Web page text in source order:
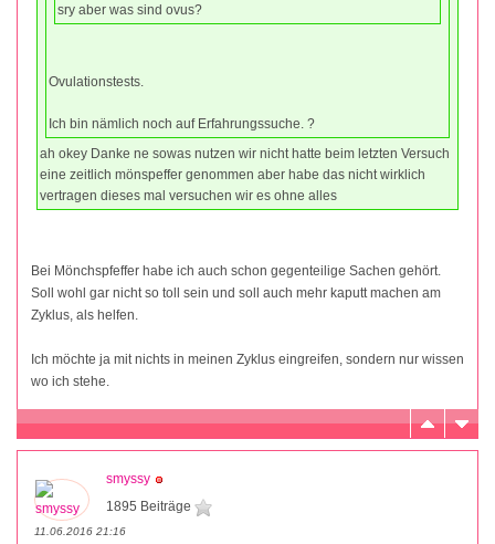
sry aber was sind ovus?
Ovulationstests.
Ich bin nämlich noch auf Erfahrungssuche. ?
ah okey Danke ne sowas nutzen wir nicht hatte beim letzten Versuch
eine zeitlich mönspeffer genommen aber habe das nicht wirklich
vertragen dieses mal versuchen wir es ohne alles
Bei Mönchspfeffer habe ich auch schon gegenteilige Sachen gehört.
Soll wohl gar nicht so toll sein und soll auch mehr kaputt machen am
Zyklus, als helfen.
Ich möchte ja mit nichts in meinen Zyklus eingreifen, sondern nur wissen
wo ich stehe.
smyssy
1895 Beiträge
11.06.2016 21:16